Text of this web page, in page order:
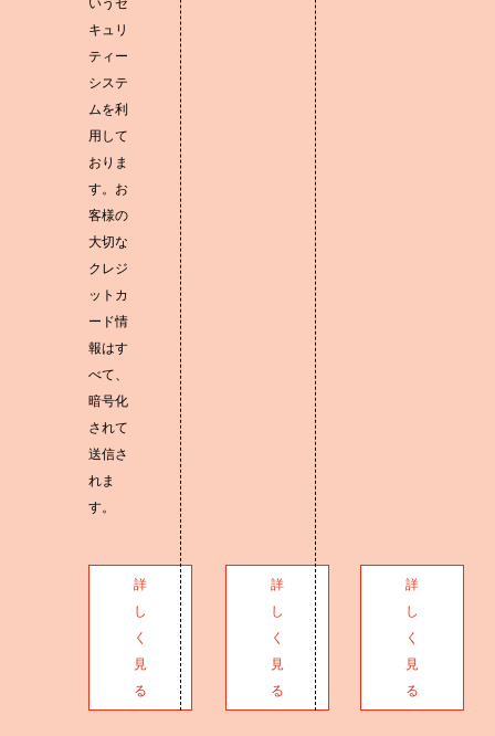
いうセ
キュリ
ティー
システ
ムを利
用して
おりま
す。お
客様の
大切な
クレジ
ットカ
ード情
報はす
べて、
暗号化
されて
送信さ
れま
す。
詳
し
く
見
る
詳
し
く
見
る
詳
し
く
見
る